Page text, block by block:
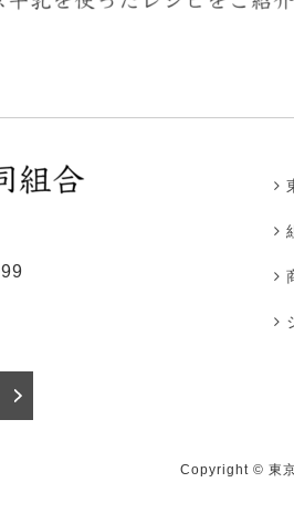
Copyright © 東